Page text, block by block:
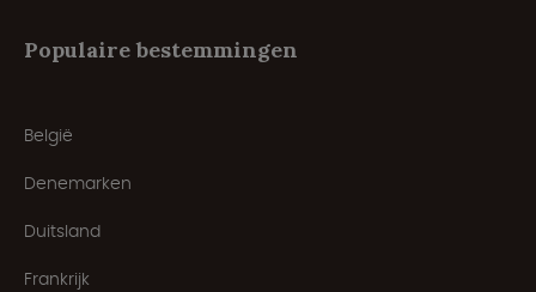
Populaire bestemmingen
België
Denemarken
Duitsland
Frankrijk